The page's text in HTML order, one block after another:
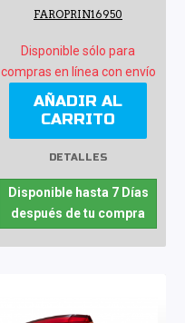
FAROPRIN16950
Disponible sólo para
compras en línea con envío
AÑADIR AL
CARRITO
DETALLES
Disponible hasta 7 Días
después de tu compra